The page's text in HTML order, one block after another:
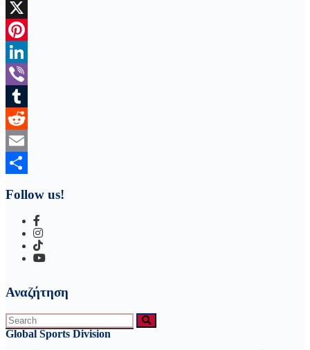
Messenger
X
Pinterest
LinkedIn
Viber
Tumblr
Reddit
Email
Follow us!
Αναζήτηση
Search
for:
Global Sports Division